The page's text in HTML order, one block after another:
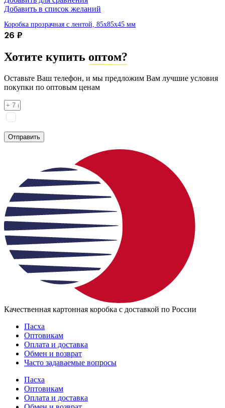
Добавить в список желаний
Коробка прозрачная с лентой, 85х85х45 мм
26 ₽
Хотите купить оптом?
Оставьте Ваш телефон, и мы предложим Вам лучшие условия
покупки по оптовым ценам
Отправить
Качественная картонная коробка с доставкой по России
Пасха
Оптовикам
Оплата и доставка
Обмен и возврат
Часто задаваемые вопросы
Пасха
Оптовикам
Оплата и доставка